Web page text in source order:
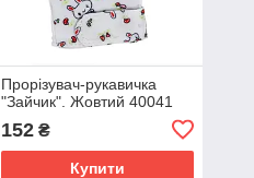
Прорізувач-рукавичка
"Зайчик". Жовтий 40041
152₴
Купити